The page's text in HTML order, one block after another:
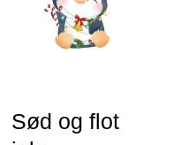
Sød og flot
var:
99.00kr..
er:
29.00kr..